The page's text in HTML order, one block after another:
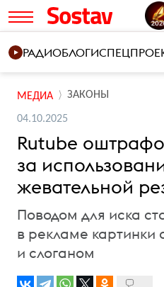
РАДИОБЛОГИ
МЕДИА ЗАКОНЫ
04.10.2025
Rutube
за
жевательной
Поводом для иска
в рекламе картинки
и слоганом